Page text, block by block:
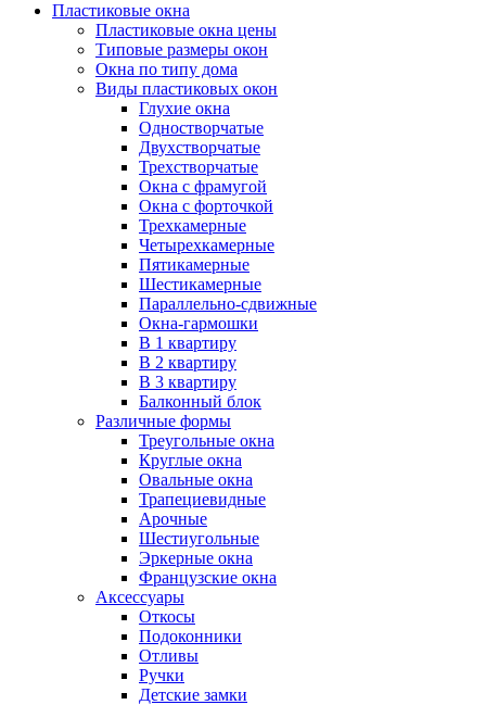
Пластиковые окна
Пластиковые окна цены
Типовые размеры окон
Окна по типу дома
Виды пластиковых окон
Глухие окна
Одностворчатые
Двухстворчатые
Трехстворчатые
Окна с фрамугой
Окна с форточкой
Трехкамерные
Четырехкамерные
Пятикамерные
Шестикамерные
Параллельно-сдвижные
Окна-гармошки
В 1 квартиру
В 2 квартиру
В 3 квартиру
Балконный блок
Различные формы
Треугольные окна
Круглые окна
Овальные окна
Трапециевидные
Арочные
Шестиугольные
Эркерные окна
Французские окна
Аксессуары
Откосы
Подоконники
Отливы
Ручки
Детские замки